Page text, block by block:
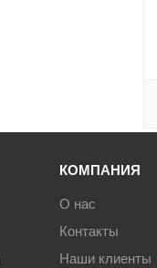
КОМПАНИЯ
О нас
Контакты
Наши клиенты